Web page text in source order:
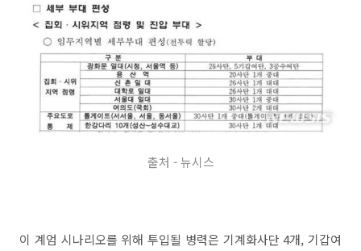
출처 - 뉴시스
이 계엄 시나리오를 위해 투입될 병력은 기계화사단 4개, 기갑여